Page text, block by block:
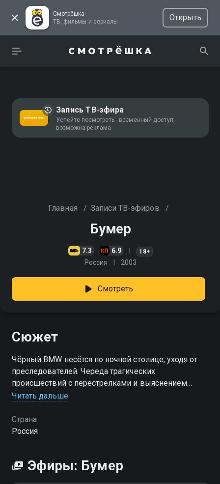
Смотрёшка
ТВ, фильмы и сериалы
Открыть
Запись ТВ-эфира
Успейте посмотреть - временный доступ,
возможна реклама
Главная / Записи ТВ-эфиров /
Бумер
7.3 6.9 18+
Россия 2003
Смотреть
Сюжет
Чёрный BMW несётся по ночной столице, уходя от
преследователей. Череда трагических
происшествий с перестрелками и выяснением
отношений превратила четвёрку приятелей в
законам, и возврата к прежнему существованию
уже не будет. Мощная надёжная машина мчит их
Каждый километр удаляет компанию от
Читать дальше
Страна
Россия
Эфиры: Бумер